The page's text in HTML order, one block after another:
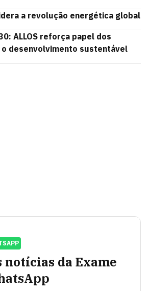
a revolução energética global
ALLOS reforça papel dos
o desenvolvimento sustentável
notícias da Exame